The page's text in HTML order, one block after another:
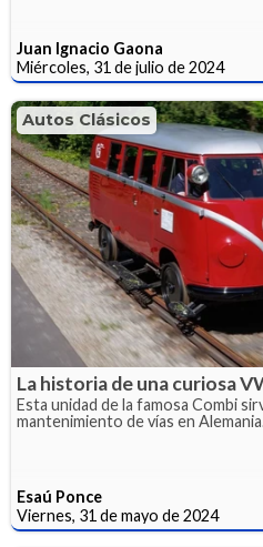
Juan Ignacio Gaona
Miércoles, 31 de julio de 2024
Autos Clásicos
La historia de una curiosa
Esta unidad de la famosa Combi
mantenimiento de vías en
Esaú Ponce
Viernes, 31 de mayo de 2024